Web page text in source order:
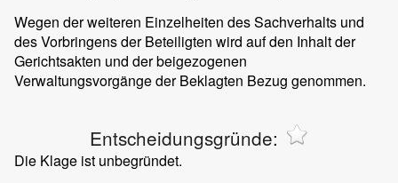
Wegen der weiteren Einzelheiten des Sachverhalts und
des Vorbringens der Beteiligten wird auf den Inhalt der
Gerichtsakten und der beigezogenen
Verwaltungsvorgänge der Beklagten Bezug genommen.
Entscheidungsgründe:
Die Klage ist unbegründet.